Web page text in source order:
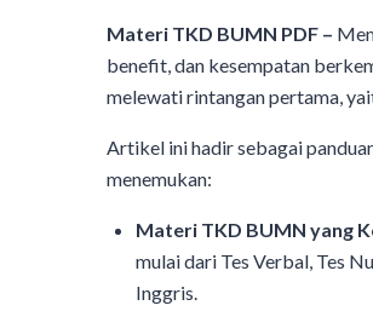
Materi TKD BUMN PDF –
benefit, dan kesempatan
melewati rintangan pertama,
Artikel ini hadir sebagai
menemukan:
Materi TKD BUMN yang
mulai dari Tes Verbal, Tes
Inggris.